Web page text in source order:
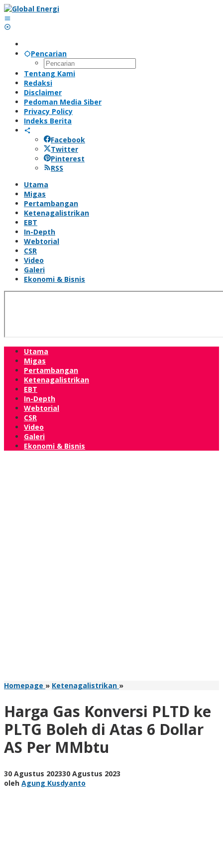
Lewati
ke
konten
Pencarian
Tentang Kami
Redaksi
Disclaimer
Pedoman Media Siber
Privacy Policy
Indeks Berita
Facebook
Twitter
Pinterest
RSS
Utama
Migas
Pertambangan
Ketenagalistrikan
EBT
In-Depth
Webtorial
CSR
Video
Galeri
Ekonomi & Bisnis
Utama
Migas
Pertambangan
Ketenagalistrikan
EBT
In-Depth
Webtorial
CSR
Video
Galeri
Ekonomi & Bisnis
Homepage » Ketenagalistrikan »Harga
Konversi
PLTD
ke
PLTG
Harga Gas Konversi PLTD ke
PLTG Boleh di Atas 6 Dollar
AS Per MMbtu
30 Agustus 202330 Agustus 2023
oleh Agung Kusdyanto